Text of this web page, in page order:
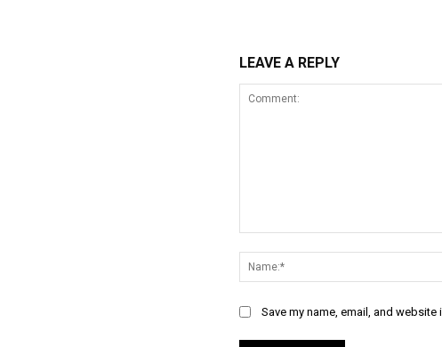
LEAVE A REPLY
Save my name, email, and